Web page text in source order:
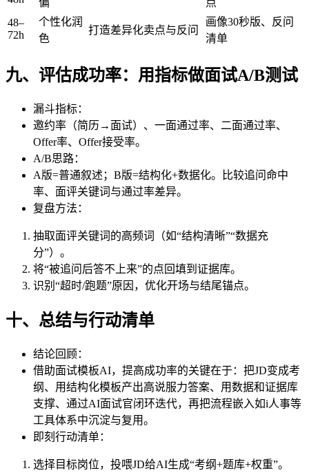
偏
点
48–
72h
个性化润
色
打造差异化卖点与反问
画像30秒版、反问
清单
九、评估成功率：用指标做面试A/B测试
漏斗指标：
邀约率（简历→面试）、一面通过率、二面通过率、
Offer率、Offer接受率。
A/B思路：
A版=普通叙述；B版=结构化+数据化。比较追问命中
率、面评关键词与通过率差异。
复盘方法：
抽取面评关键词的高频词（如“结构清晰”“数据充
分”）。
将“被追问后答不上来”的点回填到证据库。
识别“超时/跑题”原因，优化开场与结尾锚点。
十、总结与行动清单
结论回顾：
借助面试模板AI，提高成功率的关键在于：把JD变成考
纲、用结构化模板产出高说服力答案、用数据和证据库
支撑、通过AI面试官闭环迭代，再把流程嵌入如i人事等
工具体系中沉淀与复用。
即刻行动清单：
选择目标岗位，投喂JD给AI生成“考纲+题库+权重”。